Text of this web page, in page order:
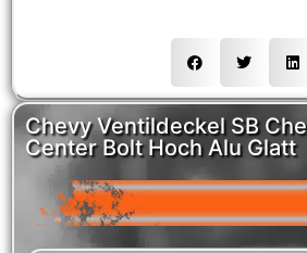
Chevy Ventildeckel SB
Center Bolt Hoch Alu Glatt